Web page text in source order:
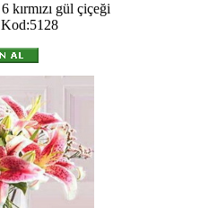
kırmızı gül çiçeği